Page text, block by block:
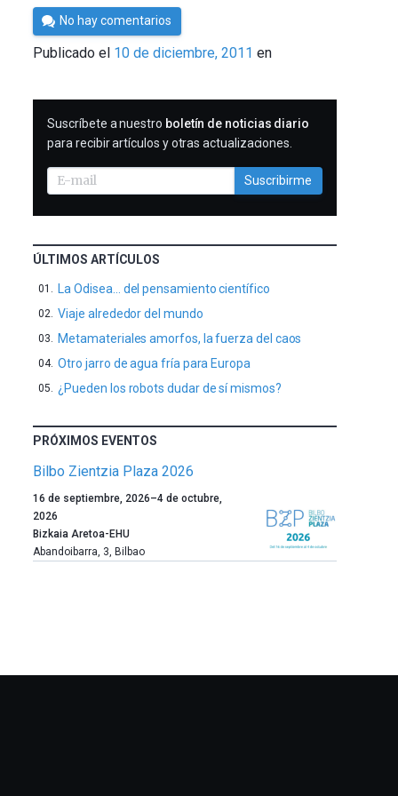
Por
Cultura
Cientifica
No hay comentarios
Publicado el 10 de diciembre, 2011 en
SUSCRIBIRME
Suscríbete a nuestro boletín de noticias diario
para recibir artículos y otras actualizaciones.
Suscribirme
ÚLTIMOS ARTÍCULOS
La Odisea… del pensamiento científico
Viaje alrededor del mundo
Metamateriales amorfos, la fuerza del caos
Otro jarro de agua fría para Europa
¿Pueden los robots dudar de sí mismos?
PRÓXIMOS EVENTOS
Bilbo Zientzia Plaza 2026
Un
año
más,
Bilbao
la
16 de septiembre, 2026–4 de octubre,
2026
Bizkaia Aretoa-EHU
Abandoibarra, 3, Bilbao